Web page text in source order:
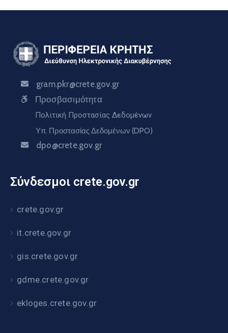
gram.pkr@crete.gov.gr
Προσβασιμότητα
Πολιτική Προστασίας Δεδομένων
Υπ. Προστασίας Δεδομένων (DPO)
dpo@crete.gov.gr
Σύνδεσμοι crete.gov.gr
crete.gov.gr
it.crete.gov.gr
gis.crete.gov.gr
gdme.crete.gov.gr
ekloges.crete.gov.gr